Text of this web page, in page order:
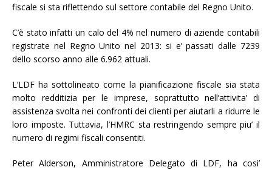
fiscale si sta riflettendo sul settore contabile del Regno Unito.
C’è stato infatti un calo del 4% nel numero di aziende contabili
registrate nel Regno Unito nel 2013: si e’ passati dalle 7239
dello scorso anno alle 6.962 attuali.
L’LDF ha sottolineato come la pianificazione fiscale sia stata
molto redditizia per le imprese, soprattutto nell’attivita’ di
assistenza svolta nei confronti dei clienti per aiutarli a ridurre le
loro imposte. Tuttavia, l’HMRC sta restringendo sempre piu’ il
numero di regimi fiscali consentiti.
Peter Alderson, Amministratore Delegato di LDF, ha cosi’